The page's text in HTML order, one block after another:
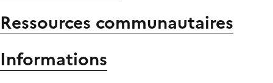
Ressources communautaires
Informations